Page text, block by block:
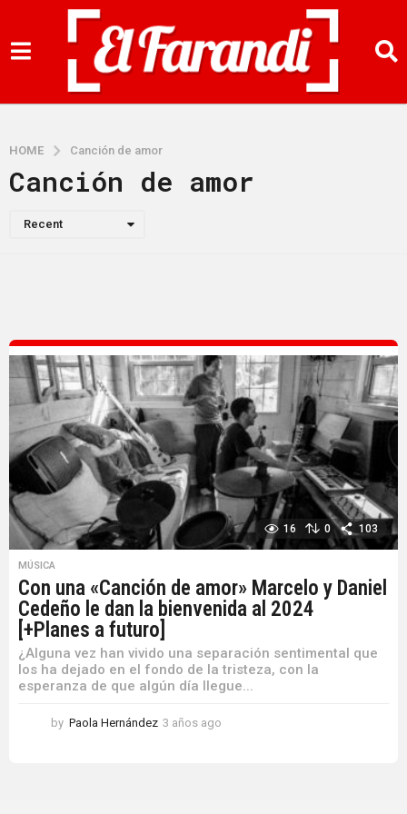
HOME Canción de amor
Canción de amor
Recent
16 0 103
MÚSICA
Con una «Canción de amor» Marcelo y Daniel
Cedeño le dan la bienvenida al 2024
[+Planes a futuro]
¿Alguna vez han vivido una separación sentimental que
los ha dejado en el fondo de la tristeza, con la
esperanza de que algún día llegue...
by Paola Hernández 3 años ago